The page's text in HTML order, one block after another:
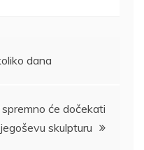
dana
će dočekati
skulpturu